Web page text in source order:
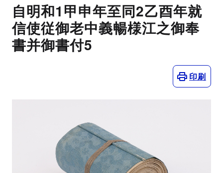
自明和1甲申年至同2乙酉年就
信使従御老中義暢様江之御奉
書并御書付5
印刷